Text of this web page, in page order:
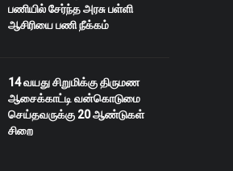
பணியில் சேர்ந்த அரசு பள்ளி
ஆசிரியை பணி நீக்கம்
14 வயது சிறுமிக்கு திருமண
ஆசைக்காட்டி வன்கொடுமை
செய்தவருக்கு 20 ஆண்டுகள்
சிறை